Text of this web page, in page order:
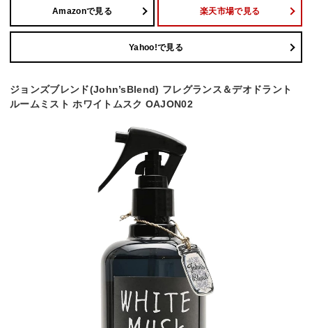
Amazonで見る 楽天市場で見る
Yahoo!で見る
ジョンズブレンド(John’sBlend) フレグランス＆デオドラント
ルームミスト ホワイトムスク OAJON02